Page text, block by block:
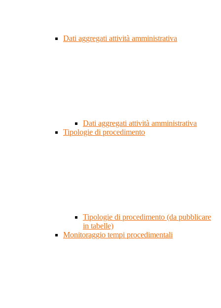
Dati aggregati attività amministrativa
Dati aggregati attività amministrativa
Tipologie di procedimento
Tipologie di procedimento (da pubblicare
in tabelle)
Monitoraggio tempi procedimentali